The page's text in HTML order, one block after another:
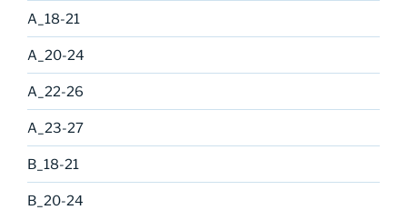
A_18-21
A_20-24
A_22-26
A_23-27
B_18-21
B_20-24